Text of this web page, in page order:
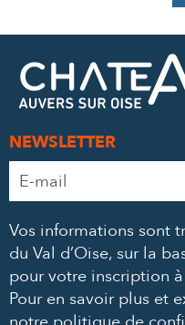
NEWSLETTER
Adresse
e-
*
Vos informations sont
du Val d’Oise, sur la
pour votre inscription
Pour en savoir plus et